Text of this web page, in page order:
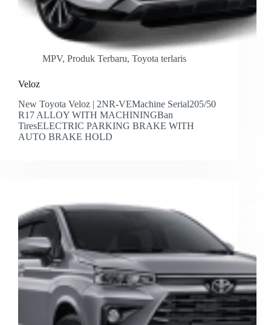
MPV, Produk Terbaru, Toyota terlaris
Veloz
New Toyota Veloz | 2NR-VEMachine Serial205/50
R17 ALLOY WITH MACHININGBan
TiresELECTRIC PARKING BRAKE WITH
AUTO BRAKE HOLD